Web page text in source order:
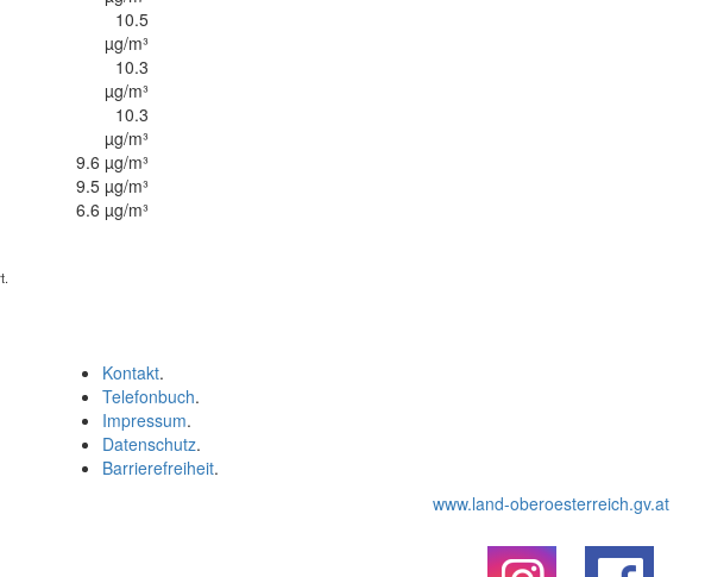
10.5
µg/m³
10.3
µg/m³
10.3
µg/m³
9.6 µg/m³
9.5 µg/m³
6.6 µg/m³
Kontakt.
Telefonbuch.
Impressum.
Datenschutz.
Barrierefreiheit.
www.land-oberoesterreich.gv.at